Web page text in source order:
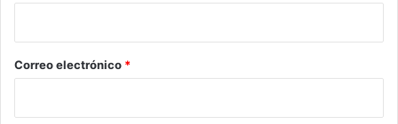
*
Correo electrónico *